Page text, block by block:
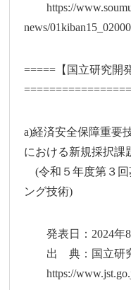
https://
news/
=====【国立研究開
a)経済安全保障重要
における新規採択課
(令和５年度第３回
ング技術)
発表日：2024年8
出 典：国立研究
https://